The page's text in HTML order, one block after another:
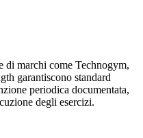
di marchi come Technogym,
garantiscono standard
periodica documentata,
degli esercizi.